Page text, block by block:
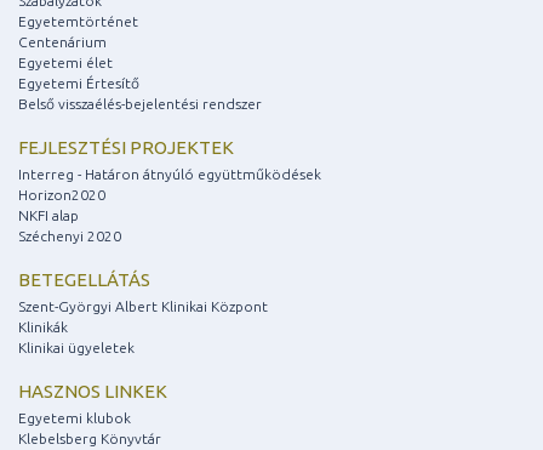
Egyetemtörténet
Centenárium
Egyetemi élet
Egyetemi Értesítő
Belső visszaélés-bejelentési rendszer
FEJLESZTÉSI PROJEKTEK
Interreg - Határon átnyúló együttműködések
Horizon2020
NKFI alap
Széchenyi 2020
BETEGELLÁTÁS
Szent-Györgyi Albert Klinikai Központ
Klinikák
Klinikai ügyeletek
HASZNOS LINKEK
Egyetemi klubok
Klebelsberg Könyvtár